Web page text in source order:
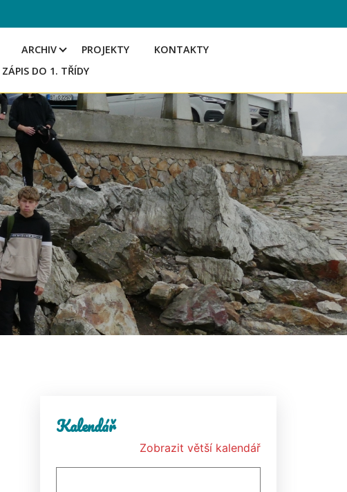
ARCHIV PROJEKTY
KONTAKTY
ZÁPIS DO 1. TŘÍDY
Kalendář
Zobrazit větší kalendář